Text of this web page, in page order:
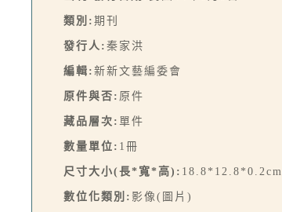
類別: 期刊
發行人: 秦家洪
編輯: 新新文藝編委會
原件與否: 原件
藏品層次: 單件
數量單位: 1冊
尺寸大小(長*寬*高): 18.8*12.8*0.2cm
數位化類別: 影像(圖片)